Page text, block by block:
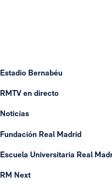
Estadio Bernabéu
RMTV en directo
Noticias
Fundación Real Madrid
Escuela Universitaria Real
RM Next